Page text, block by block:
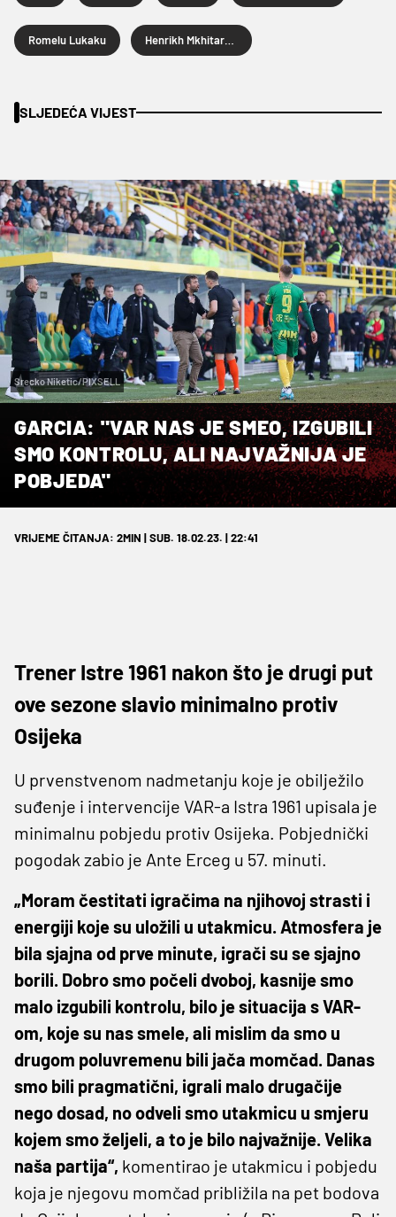
Romelu Lukaku
SLJEDEĆA VIJEST
Srecko Niketic/PIXSELL
GARCIA: "VAR NAS JE SMEO, IZGUBILI
SMO KONTROLU, ALI NAJVAŽNIJA JE
POBJEDA"
VRIJEME ČITANJA: 2MIN | SUB. 18.02.23. | 22:41
Trener Istre 1961 nakon što je drugi put
ove sezone slavio minimalno protiv
Osijeka
U prvenstvenom nadmetanju koje je obilježilo
suđenje i intervencije VAR-a Istra 1961 upisala je
minimalnu pobjedu protiv Osijeka. Pobjednički
pogodak zabio je Ante Erceg u 57. minuti.
„Moram čestitati igračima na njihovoj strasti i
energiji koje su uložili u utakmicu. Atmosfera je
bila sjajna od prve minute, igrači su se sjajno
borili. Dobro smo počeli dvoboj, kasnije smo
malo izgubili kontrolu, bilo je situacija s VAR-
om, koje su nas smele, ali mislim da smo u
drugom poluvremenu bili jača momčad. Danas
smo bili pragmatični, igrali malo drugačije
nego dosad, no odveli smo utakmicu u smjeru
kojem smo željeli, a to je bilo najvažnije. Velika
naša partija“, komentirao je utakmicu i pobjedu
koja je njegovu momčad približila na pet bodova